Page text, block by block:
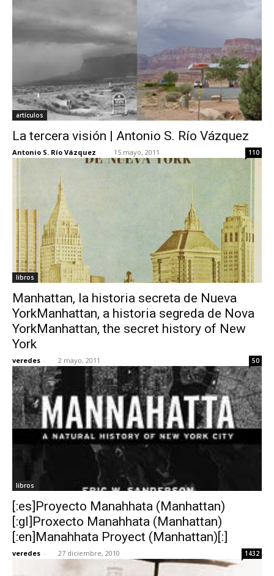
artículos
La tercera visión | Antonio S. Río Vázquez
Antonio S. Río Vázquez - 15 mayo, 2011 110
libros
Manhattan, la historia secreta de Nueva
YorkManhattan, a historia segreda de Nova
YorkManhattan, the secret history of New
York
veredes - 2 mayo, 2011 50
libros
[:es]Proyecto Manahhata (Manhattan)
[:gl]Proxecto Manahhata (Manhattan)
[:en]Manahhata Proyect (Manhattan)[:]
veredes - 27 diciembre, 2010 1432